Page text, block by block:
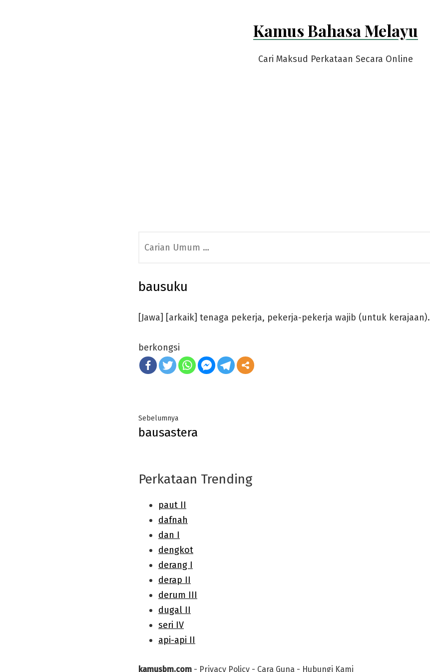
Kamus Bahasa Melayu
Cari Maksud Perkataan Secara Online
for:
bausuku
[Jawa] [arkaik] tenaga pekerja, pekerja-pekerja wajib (untuk kerajaan).
berkongsi
Post
navigation
SebelumnyaPrevious
post:
bausastera
Perkataan Trending
kamusbm.com - Privacy Policy - Cara Guna - Hubungi Kami